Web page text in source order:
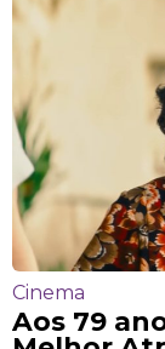
Cinema
Aos 79